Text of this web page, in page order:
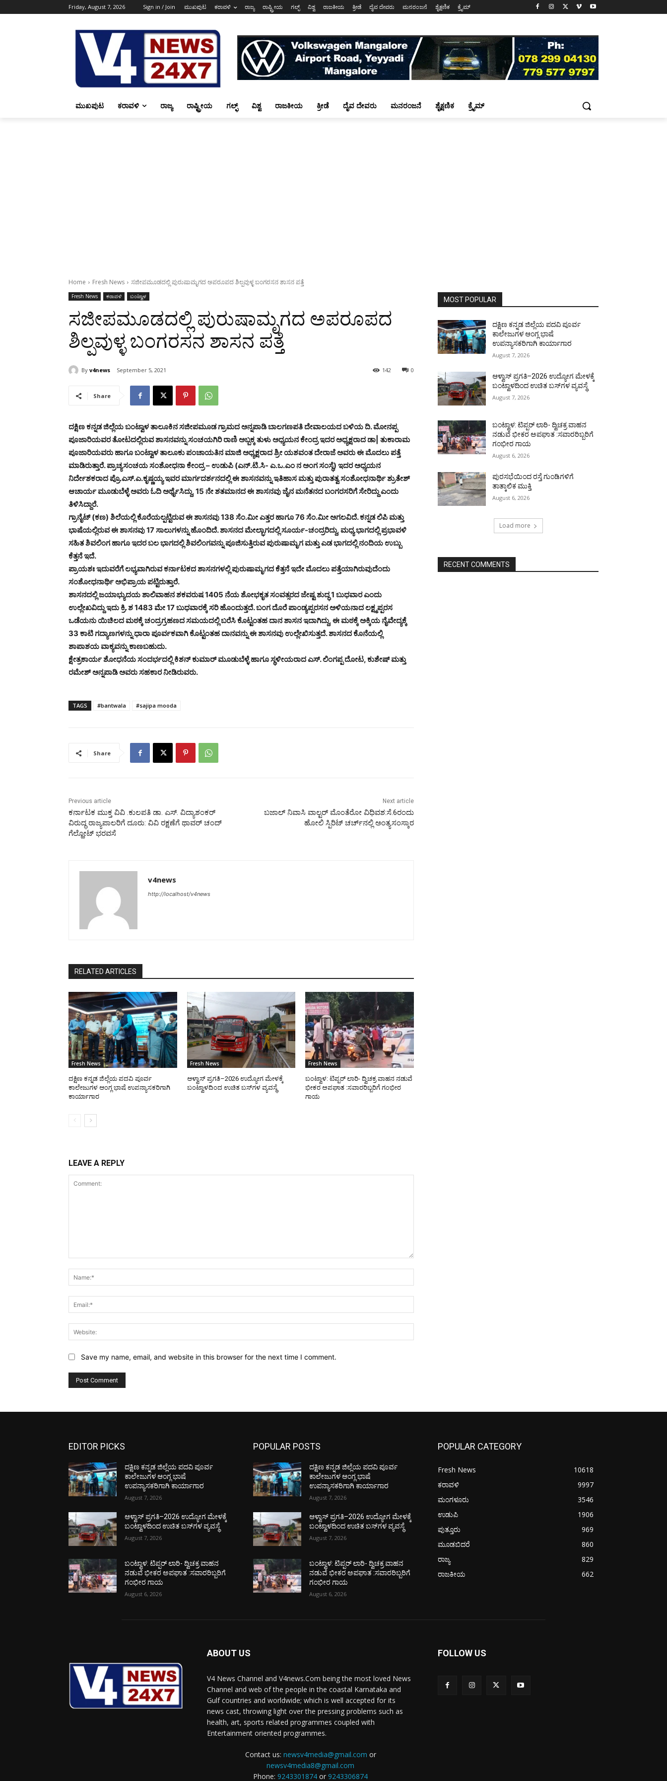
Friday, August 7, 2026 Sign in / Join ಮುಖಪುಟ ಕರಾವಳಿ ರಾಜ್ಯ ರಾಷ್ಟ್ರೀಯ ಗಲ್ಫ್ ವಿಶ್ವ ರಾಜಕೀಯ ಕ್ರೀಡೆ ದೈವ ದೇವರು ಮನರಂಜನೆ ಶೈಕ್ಷಣಿಕ ಕ್ರೈಮ್
ಮುಖಪುಟ ಕರಾವಳಿ ರಾಜ್ಯ ರಾಷ್ಟ್ರೀಯ ಗಲ್ಫ್ ವಿಶ್ವ ರಾಜಕೀಯ ಕ್ರೀಡೆ ದೈವ ದೇವರು ಮನರಂಜನೆ ಶೈಕ್ಷಣಿಕ ಕ್ರೈಮ್
Home Fresh News ಸಜೀಪಮೂಡ‌ದಲ್ಲಿ ಪುರುಷಾಮೃಗದ ಅಪರೂಪದ ಶಿಲ್ಪವುಳ್ಳ ಬಂಗರಸನ ಶಾಸನ ಪತ್ತೆ
Fresh News ಕರಾವಳಿ ಬಂಟ್ವಾಳ
ಸಜೀಪಮೂಡ‌ದಲ್ಲಿ ಪುರುಷಾಮೃಗದ ಅಪರೂಪದ
ಶಿಲ್ಪವುಳ್ಳ ಬಂಗರಸನ ಶಾಸನ ಪತ್ತೆ
By v4news September 5, 2021 0
142
Share
ದಕ್ಷಿಣ ಕನ್ನಡ‌ ಜಿಲ್ಲೆಯ ಬಂಟ್ವಾಳ ತಾಲೂಕಿನ ಸಜೀಪಮೂಡ ಗ್ರಾಮದ ಅನ್ನಪಾಡಿ ಬಾಲಗಣಪತಿ ದೇವಾಲಯದ ಬಳಿಯ ದಿ. ಮೋನಪ್ಪ
ಪೂಜಾರಿಯವರ ತೋಟದಲ್ಲಿರುವ ಶಾಸನವನ್ನು ಸಂಚಯಗಿರಿ ರಾಣಿ ಅಬ್ಬಕ್ಕ ತುಳು ಅಧ್ಯಯನ ಕೇಂದ್ರ ಇದರ ಅಧ್ಯಕ್ಷರಾದ ಡಾ| ತುಕಾರಾಮ
ಪೂಜಾರಿಯವರು ಹಾಗೂ ಬಂಟ್ವಾಳ ತಾಲೂಕು ಪಂಚಾಯತಿನ ಮಾಜಿ ಅಧ್ಯಕ್ಷರಾದ ಶ್ರೀ ಯಶವಂತ ದೇರಾಜೆ ಅವರು ಈ ಮೊದಲು ಪತ್ತೆ
ಮಾಡಿರುತ್ತಾರೆ. ಪ್ರಾಚ್ಯಸಂಚಯ ಸಂಶೋಧನಾ ಕೇಂದ್ರ – ಉಡುಪಿ (ಎನ್.ಟಿ‌.ಸಿ- ಎ.ಒ.ಎಂ ನ ಅಂಗ ಸಂಸ್ಥೆ) ಇದರ ಅಧ್ಯಯನ
ನಿರ್ದೇಶಕರಾದ ಪ್ರೊ.ಎಸ್.ಎ.ಕೃಷ್ಣಯ್ಯ ಇವರ ಮಾರ್ಗದರ್ಶನದಲ್ಲಿ ಈ ಶಾಸನವನ್ನು ಇತಿಹಾಸ ಮತ್ತು ಪುರಾತತ್ವ ಸಂಶೋಧನಾರ್ಥಿ ಶ್ರುತೇಶ್
ಆಚಾರ್ಯ ಮೂಡುಬೆಳ್ಳೆ ಅವರು ಓದಿ ಅರ್ಥೈಸಿದ್ದು, 15 ನೇ ಶತಮಾನದ ಈ ಶಾಸನವು ಜೈನ ಮನೆತನದ ಬಂಗರಸರಿಗೆ ಸೇರಿದ್ದು ಎಂದು
ತಿಳಿಸಿದ್ದಾರೆ.
ಗ್ರಾನೈಟ್ (ಕಣ) ಶಿಲೆಯಲ್ಲಿ ಕೊರೆಯಲ್ಪಟ್ಟಿರುವ ಈ ಶಾಸನವು 138 ಸೆಂ.ಮೀ ಎತ್ತರ ಹಾಗೂ 76 ಸೆಂ.ಮೀ ಅಗಲವಿದೆ. ಕನ್ನಡ ಲಿಪಿ ಮತ್ತು
ಭಾಷೆಯಲ್ಲಿರುವ ಈ ಶಾಸನವು 17 ಸಾಲುಗಳನ್ನು ಹೊಂದಿದೆ. ಶಾಸನದ‌ ಮೇಲ್ಭಾಗದಲ್ಲಿ ಸೂರ್ಯ-ಚಂದ್ರರಿದ್ದು, ಮಧ್ಯ ಭಾಗದಲ್ಲಿ ಪ್ರಭಾವಳಿ
ಸಹಿತ ಶಿವಲಿಂಗ ಹಾಗೂ ಇದರ ಬಲ ಭಾಗದಲ್ಲಿ ಶಿವಲಿಂಗವನ್ನು ಪೂಜಿಸುತ್ತಿರುವ ಪುರುಷಾಮೃಗ ಮತ್ತು ಎಡ ಭಾಗದಲ್ಲಿ ನಂದಿಯ ಉಬ್ಬು
ಕೆತ್ತನೆ‌ ಇದೆ‌.
ಪ್ರಾಯಶಃ ಇದುವರೆಗೆ ಲಭ್ಯವಾಗಿರುವ ಕರ್ನಾಟಕದ ಶಾಸನಗಳಲ್ಲಿ ಪುರುಷಾಮೃಗದ ಕೆತ್ತನೆ ಇದೇ ಮೊದಲು ಪತ್ತೆಯಾಗಿರುವುದೆಂದು
ಸಂಶೋಧನಾರ್ಥಿ ಅಭಿಪ್ರಾಯ ಪಟ್ಟಿರುತ್ತಾರೆ.
ಶಾಸನದಲ್ಲಿ ಜಯಾಭ್ಯುದಯ ಶಾಲಿವಾಹನ ಶಕವರುಷ 1405 ನೆಯ ಶೋಭಕೃತ ಸಂವತ್ಸರದ ಜೇಷ್ಟ ಶುದ್ಧ 1 ಬುಧವಾರ ಎಂದು‌
ಉಲ್ಲೇಖವಿದ್ದು ಇದು ಕ್ರಿ. ಶ 1483 ಮೇ 17 ಬುಧವಾರಕ್ಕೆ ಸರಿ‌‌ ಹೊಂದುತ್ತದೆ. ಬಂಗ ದೊರೆ ಪಾಂಡ್ಯಪ್ಪರಸನ ಅಳಿಯನಾದ ಲಕ್ಷ್ಮಪ್ಪರಸ
ಒಡೆಯನು ಯಿಚಿಲದ ಮಠಕ್ಕೆ ಚಂದ್ರಗ್ರಹಣದ ಸಮಯದಲ್ಲಿ ಬರೆಸಿ ಕೊಟ್ಟಂತಹ ದಾನ ಶಾಸನ ಇದಾಗಿದ್ದು, ಈ ಮಠಕ್ಕೆ ಅಕ್ಕಿಯ ನೈವೇದ್ಯಕ್ಕೆ
33 ಕಾಟಿ ಗದ್ಯಾಣಗಳನ್ನು ಧಾರಾ ಪೂರ್ವಕವಾಗಿ ಕೊಟ್ಟಂತಹ ದಾನವನ್ನು ಈ ಶಾಸನವು ಉಲ್ಲೇಖಿಸುತ್ತದೆ. ಶಾಸನದ ಕೊನೆಯಲ್ಲಿ
ಶಾಪಾಶಯ ವಾಕ್ಯವನ್ನು ಕಾಣಬಹುದು.
ಕ್ಷೇತ್ರಕಾರ್ಯ ಶೋಧನೆಯ ಸಂದರ್ಭದಲ್ಲಿ ಕಿಶನ್ ಕುಮಾರ್ ಮೂಡುಬೆಳ್ಳೆ ಹಾಗೂ ಸ್ಥಳೀಯರಾದ ಎಸ್‌. ಲಿಂಗಪ್ಪ ದೋಟ, ಕುಶೇಷ್ ಮತ್ತು
ರಮೇಶ್ ಅನ್ನಪಾಡಿ ಅವರು ಸಹಕಾರ ನೀಡಿರುವರು.
TAGS #bantwala #sajipa mooda
Share
Previous article
ಕರ್ನಾಟಕ ಮುಕ್ತ ವಿವಿ .ಕುಲಪತಿ ಡಾ. ಎಸ್. ವಿದ್ಯಾಶಂಕರ್
ವಿರುದ್ಧ ರಾಜ್ಯಪಾಲರಿಗೆ ದೂರು: ವಿವಿ ರಕ್ಷಣೆಗೆ ಥಾವರ್ ಚಂದ್
ಗೆಲ್ಹೋಟ್ ಭರವಸೆ
Next article
ಬಜಾಲ್ ನಿವಾಸಿ ವಾಲ್ಟರ್ ಮೊಂತೆರೋ ವಿಧಿವಶ:ಸೆ.6ರಂದು
ಹೋಲಿ ಸ್ಪಿರಿಟ್ ಚರ್ಚ್‌ನಲ್ಲಿ ಅಂತ್ಯಸಂಸ್ಕಾರ
v4news
http://localhost/v4news
RELATED ARTICLES
Fresh News
ದಕ್ಷಿಣ ಕನ್ನಡ ಜಿಲ್ಲೆಯ ಪದವಿ ಪೂರ್ವ
ಕಾಲೇಜುಗಳ ಆಂಗ್ಲ ಭಾಷೆ ಉಪನ್ಯಾಸಕರಿಗಾಗಿ
ಕಾರ್ಯಾಗಾರ
Fresh News
ಆಳ್ವಾಸ್ ಪ್ರಗತಿ–2026 ಉದ್ಯೋಗ ಮೇಳಕ್ಕೆ
ಬಂಟ್ವಾಳದಿಂದ ಉಚಿತ ಬಸ್‌ಗಳ ವ್ಯವಸ್ಥೆ
Fresh News
ಬಂಟ್ವಾಳ: ಟಿಪ್ಪರ್ ಲಾರಿ- ದ್ವಿಚಕ್ರ ವಾಹನ ನಡುವೆ
ಭೀಕರ ಅಪಘಾತ :ಸವಾರರಿಬ್ಬರಿಗೆ ಗಂಭೀರ
ಗಾಯ
LEAVE A REPLY
Save my name, email, and website in this browser for the next time I comment.
MOST POPULAR
ದಕ್ಷಿಣ ಕನ್ನಡ ಜಿಲ್ಲೆಯ ಪದವಿ ಪೂರ್ವ
ಕಾಲೇಜುಗಳ ಆಂಗ್ಲ ಭಾಷೆ
ಉಪನ್ಯಾಸಕರಿಗಾಗಿ ಕಾರ್ಯಾಗಾರ
August 7, 2026
ಆಳ್ವಾಸ್ ಪ್ರಗತಿ–2026 ಉದ್ಯೋಗ ಮೇಳಕ್ಕೆ
ಬಂಟ್ವಾಳದಿಂದ ಉಚಿತ ಬಸ್‌ಗಳ ವ್ಯವಸ್ಥೆ
August 7, 2026
ಬಂಟ್ವಾಳ: ಟಿಪ್ಪರ್ ಲಾರಿ- ದ್ವಿಚಕ್ರ ವಾಹನ
ನಡುವೆ ಭೀಕರ ಅಪಘಾತ :ಸವಾರರಿಬ್ಬರಿಗೆ
ಗಂಭೀರ ಗಾಯ
August 6, 2026
ಪುರಸಭೆಯಿಂದ ರಸ್ತೆ ಗುಂಡಿಗಳಿಗೆ
ತಾತ್ಕಾಲಿಕ ಮುಕ್ತಿ
August 6, 2026
Load more
RECENT COMMENTS
EDITOR PICKS
ದಕ್ಷಿಣ ಕನ್ನಡ ಜಿಲ್ಲೆಯ ಪದವಿ ಪೂರ್ವ
ಕಾಲೇಜುಗಳ ಆಂಗ್ಲ ಭಾಷೆ
ಉಪನ್ಯಾಸಕರಿಗಾಗಿ ಕಾರ್ಯಾಗಾರ
August 7, 2026
ಆಳ್ವಾಸ್ ಪ್ರಗತಿ–2026 ಉದ್ಯೋಗ ಮೇಳಕ್ಕೆ
ಬಂಟ್ವಾಳದಿಂದ ಉಚಿತ ಬಸ್‌ಗಳ ವ್ಯವಸ್ಥೆ
August 7, 2026
ಬಂಟ್ವಾಳ: ಟಿಪ್ಪರ್ ಲಾರಿ- ದ್ವಿಚಕ್ರ ವಾಹನ
ನಡುವೆ ಭೀಕರ ಅಪಘಾತ :ಸವಾರರಿಬ್ಬರಿಗೆ
ಗಂಭೀರ ಗಾಯ
August 6, 2026
POPULAR POSTS
ದಕ್ಷಿಣ ಕನ್ನಡ ಜಿಲ್ಲೆಯ ಪದವಿ ಪೂರ್ವ
ಕಾಲೇಜುಗಳ ಆಂಗ್ಲ ಭಾಷೆ
ಉಪನ್ಯಾಸಕರಿಗಾಗಿ ಕಾರ್ಯಾಗಾರ
August 7, 2026
ಆಳ್ವಾಸ್ ಪ್ರಗತಿ–2026 ಉದ್ಯೋಗ ಮೇಳಕ್ಕೆ
ಬಂಟ್ವಾಳದಿಂದ ಉಚಿತ ಬಸ್‌ಗಳ ವ್ಯವಸ್ಥೆ
August 7, 2026
ಬಂಟ್ವಾಳ: ಟಿಪ್ಪರ್ ಲಾರಿ- ದ್ವಿಚಕ್ರ ವಾಹನ
ನಡುವೆ ಭೀಕರ ಅಪಘಾತ :ಸವಾರರಿಬ್ಬರಿಗೆ
ಗಂಭೀರ ಗಾಯ
August 6, 2026
POPULAR CATEGORY
Fresh News
10618
ಕರಾವಳಿ
9997
ಮಂಗಳೂರು
3546
ಉಡುಪಿ
1906
ಪುತ್ತೂರು
969
ಮೂಡಬಿದರೆ
860
ರಾಜ್ಯ
829
ರಾಜಕೀಯ
662
ABOUT US
V4 News Channel and V4news.Com being the most loved News
Channel and web of the people in the coastal Karnataka and
Gulf countries and worldwide; which is well accepted for its
news cast, throwing light over the pressing problems such as
health, art, sports related programmes coupled with
Entertainment oriented programmes.
Contact us: newsv4media@gmail.com or
newsv4media8@gmail.com
Phone: 9243301874 or 9243306874
FOLLOW US